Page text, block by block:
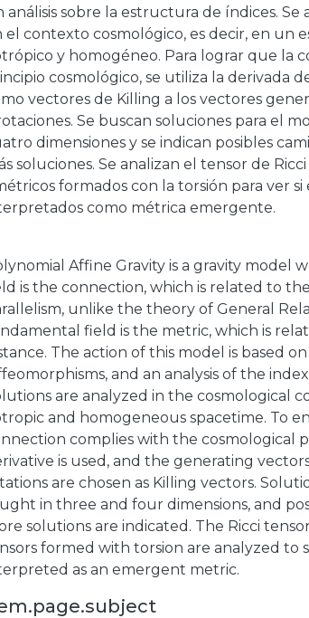
análisis sobre la estructura de índices. Se
el contexto cosmológico, es decir, en un
y homogéneo. Para lograr que la
cosmológico, se utiliza la derivada
vectores de Killing a los vectores
Se buscan soluciones para el
dimensiones y se indican posibles
soluciones. Se analizan el tensor de
formados con la torsión para ver
como métrica emergente.
Affine Gravity is a gravity model
is the connection, which is related to
unlike the theory of General
field is the metric, which is
The action of this model is based
and an analysis of the
are analyzed in the cosmological
and homogeneous spacetime. To
complies with the cosmological
is used, and the generating
are chosen as Killing vectors.
in three and four dimensions, and
solutions are indicated. The Ricci
formed with torsion are analyzed to
as an emergent metric.